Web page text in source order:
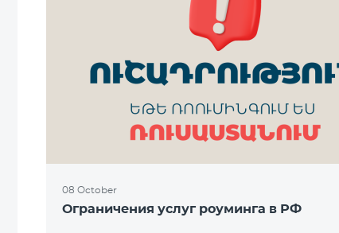
08 October
Ограничения услуг роуминга в РФ